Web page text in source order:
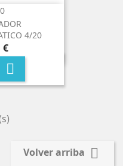
4/20
€

Volver arriba 